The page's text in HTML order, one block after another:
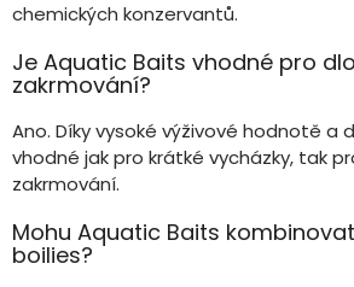
chemických konzervantů.
Je Aquatic Baits vhodné pro
zakrmování?
Ano. Díky vysoké výživové hodnotě a
vhodné jak pro krátké vycházky, tak
zakrmování.
Mohu Aquatic Baits
boilies?